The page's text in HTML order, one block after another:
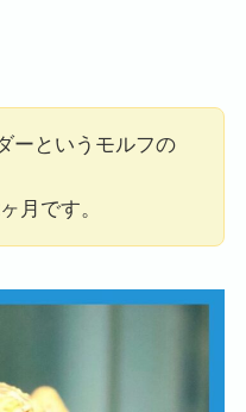
ーというモルフの
月です。